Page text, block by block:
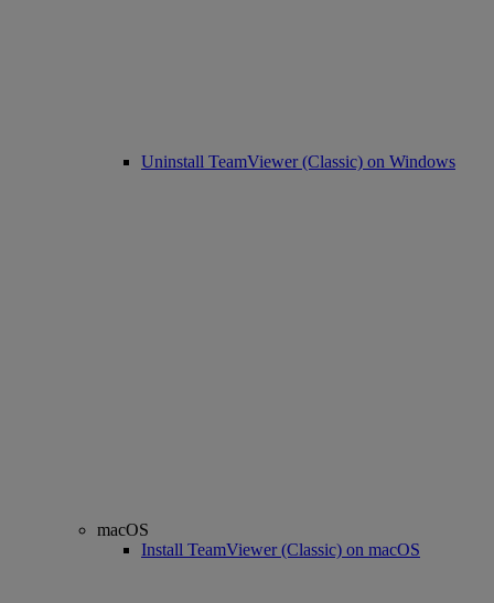
Uninstall TeamViewer (Classic) on Windows
macOS
Install TeamViewer (Classic) on macOS